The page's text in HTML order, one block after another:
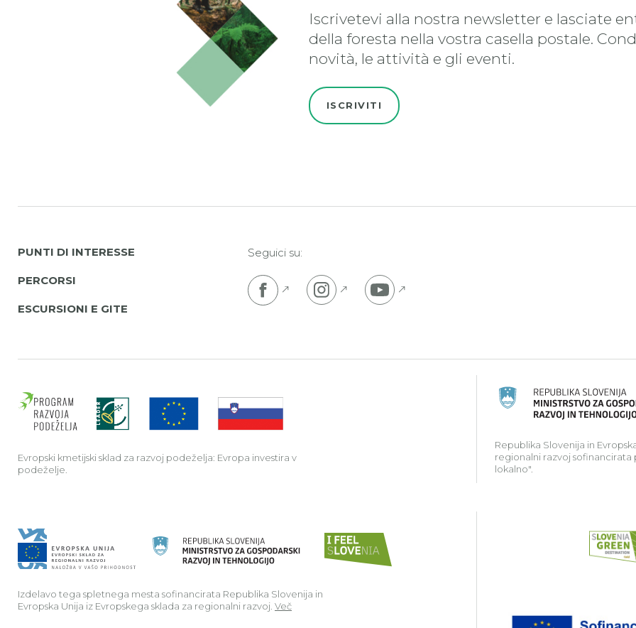
Iscrivetevi alla nostra newsletter e lasciate
della foresta nella vostra casella postale.
novità, le attività e gli eventi.
ISCRIVITI
PUNTI DI INTERESSE
PERCORSI
ESCURSIONI E GITE
Seguici su:
Pojdi na Facebook stran
Pojdi na Instagram stran
Evropski kmetijski sklad za razvoj podeželja: Evropa
Evropski kmetijski sklad za razvoj podeželja: Evropa investira v
podeželje.
Republika Slovenija in
regionalni razvoj
lokalno".
Izdelavo tega spletnega mesta sofinancirata Republika Slovenija in
Evropska Unija iz Evropskega sklada za regionalni razvoj. Več